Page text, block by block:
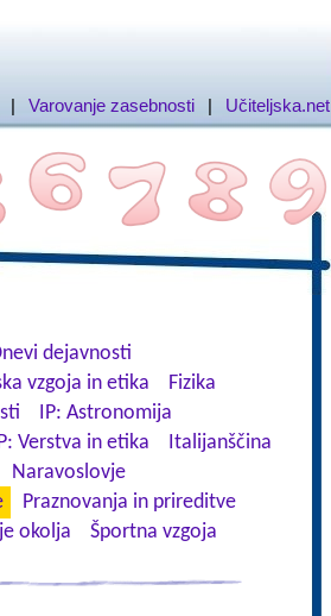
| Varovanje zasebnosti | Učiteljska.net
dejavnosti
vzgoja in etika
Fizika
IP: Astronomija
Verstva in etika
Italijanščina
Naravoslovje
Praznovanja in prireditve
okolja
Športna vzgoja